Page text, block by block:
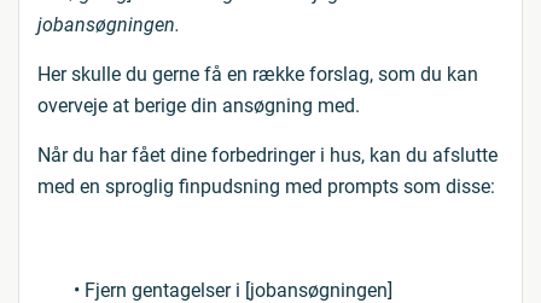
jobansøgningen.
Her skulle du gerne få en række forslag, som du kan
overveje at berige din ansøgning med.
Når du har fået dine forbedringer i hus, kan du afslutte
med en sproglig finpudsning med prompts som disse:
• Fjern gentagelser i [jobansøgningen]